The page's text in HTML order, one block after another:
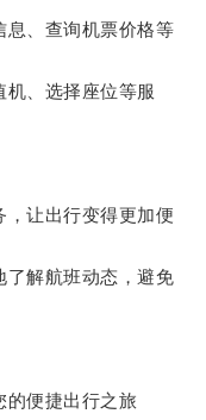
、查询机票价格等
、选择座位等服
让出行变得更加便
解航班动态，避免
便捷出行之旅